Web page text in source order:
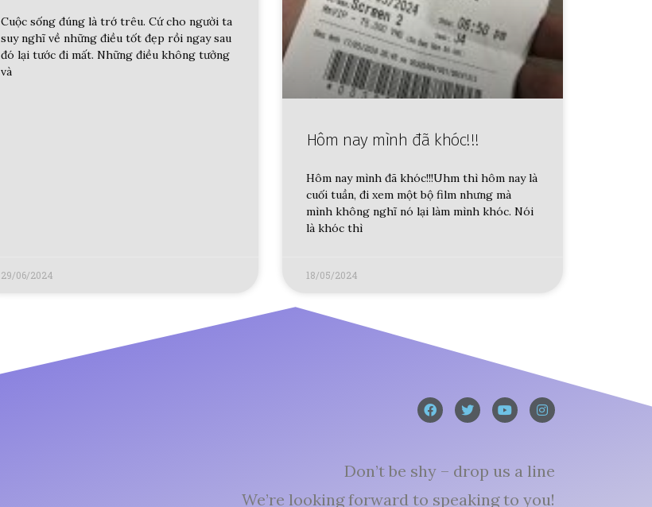
Cuộc sống đúng là trớ trêu. Cứ cho người ta
suy nghĩ về những điều tốt đẹp rồi ngay sau
đó lại tước đi mất. Những điều không tưởng
và
29/06/2024
Hôm nay mình đã khóc!!!
Hôm nay mình đã khóc!!!Uhm thì hôm nay là
cuối tuần, đi xem một bộ film nhưng mà
mình không nghĩ nó lại làm mình khóc. Nói
là khóc thì
18/05/2024
Don’t be shy – drop us a line
We’re looking forward to speaking to you!